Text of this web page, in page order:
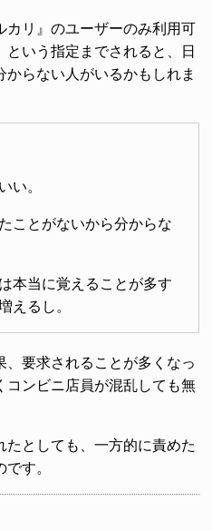
カリ』のユーザーのみ利用可
いう指定までされると、日
らない人がいるかもしれま
い。
ことがないから分からな
本当に覚えることが多す
えるし。
、要求されることが多くなっ
コンビニ店員が混乱しても無
としても、一方的に責めた
す。